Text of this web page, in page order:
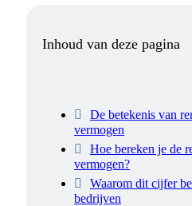
Inhoud van deze pagina
De betekenis van
vermogen
Hoe bereken je de
vermogen?
Waarom dit cijfer
bedrijven